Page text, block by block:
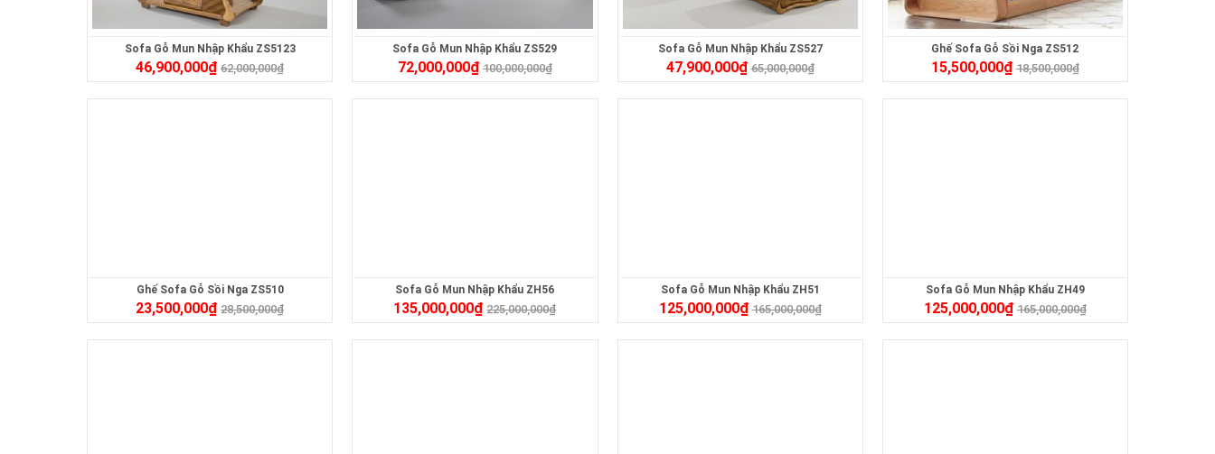
Sofa Gỗ Mun Nhập Khẩu ZS5123
46,900,000₫ 62,000,000₫
Sofa Gỗ Mun Nhập Khẩu ZS529
72,000,000₫ 100,000,000₫
Sofa Gỗ Mun Nhập Khẩu ZS527
47,900,000₫ 65,000,000₫
Ghế Sofa Gỗ Sồi Nga ZS512
15,500,000₫ 18,500,000₫
Ghế Sofa Gỗ Sồi Nga ZS510
23,500,000₫ 28,500,000₫
Sofa Gỗ Mun Nhập Khẩu ZH56
135,000,000₫ 225,000,000₫
Sofa Gỗ Mun Nhập Khẩu ZH51
125,000,000₫ 165,000,000₫
Sofa Gỗ Mun Nhập Khẩu ZH49
125,000,000₫ 165,000,000₫